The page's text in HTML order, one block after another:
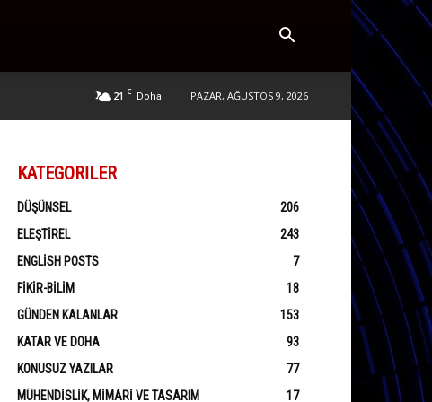
21 C Doha PAZAR, AĞUSTOS 9, 2026
KATEGORILER
DÜŞÜNSEL
206
ELEŞTIREL
243
ENGLISH POSTS
7
FIKIR-BILIM
18
GÜNDEN KALANLAR
153
KATAR VE DOHA
93
KONUSUZ YAZILAR
77
MÜHENDISLIK, MIMARI VE TASARIM
17